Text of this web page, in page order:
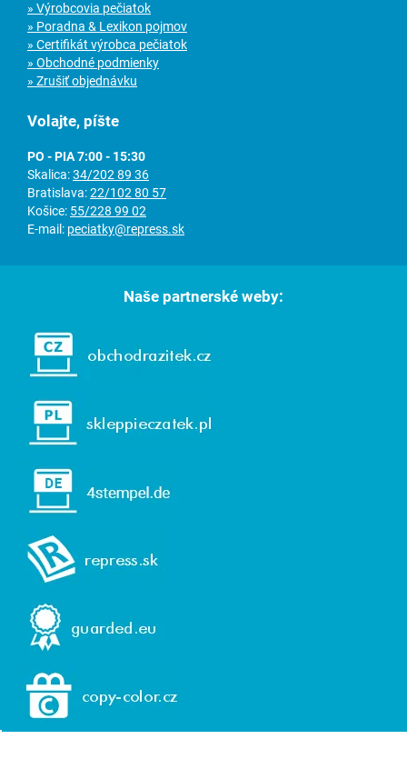
» Výrobcovia pečiatok
» Poradna & Lexikon pojmov
» Certifikát výrobca pečiatok
» Obchodné podmienky
» Zrušiť objednávku
Volajte, píšte
PO - PIA 7:00 - 15:30
Skalica:34/202 89 36
Bratislava:22/102 80 57
Košice: 55/228 99 02
E-mail: peciatky@repress.sk
Naše partnerské weby: